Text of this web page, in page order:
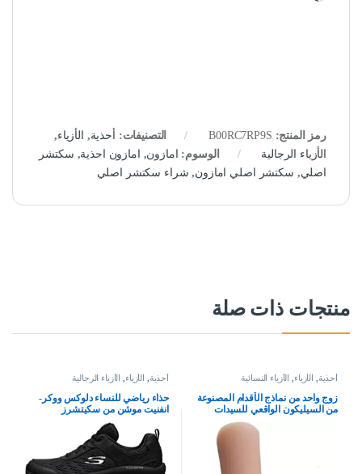
رمز المنتج: B00RC7RP9S التصنيفات: أحذية, الأزياء,
الأزياء الرجالية
الوسوم: امازون, امازون احذية, سكتشر
اصلي, سكتشر اصلي امازون, شراء سكتشر اصلي
منتجات ذات صلة
أحذية الأزياء الأزياء النسائية
زوج واحد من نماذج الأقدام المصنوعة
من السيليكون الواقعي للسيدات
البالغات لعرض صنادل المجوهرات
والرسم الفني (أظافر بورجوندي)،
أحذية الأزياء الأزياء الرجالية
حذاء رياضي للنساء دلوكس ووكر-
انفنيت موشن من سكيتشرز